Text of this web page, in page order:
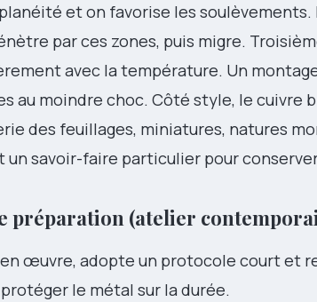
et on favorise les
par ces zones, puis migre.
avec la température. Un
au moindre choc. Côté style, le cuivre
des feuillages, miniatures, natures
savoir-faire particulier pour conserver
préparation (atelier
œuvre, adopte un protocole court et
le métal sur la durée.